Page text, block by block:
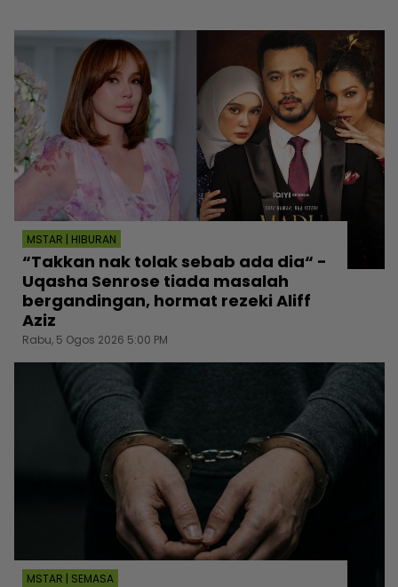
MSTAR | HIBURAN
“Takkan nak tolak sebab ada dia“ -
Uqasha Senrose tiada masalah
bergandingan, hormat rezeki Aliff
Aziz
Rabu, 5 Ogos 2026 5:00 PM
MSTAR | SEMASA